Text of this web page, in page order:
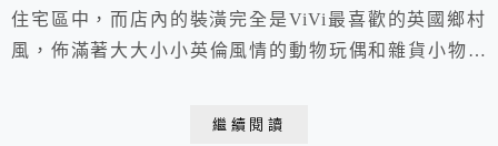
住宅區中，而店內的裝潢完全是ViVi最喜歡的英國鄉村
風，佈滿著大大小小英倫風情的動物玩偶和雜貨小物的
繼續閱讀